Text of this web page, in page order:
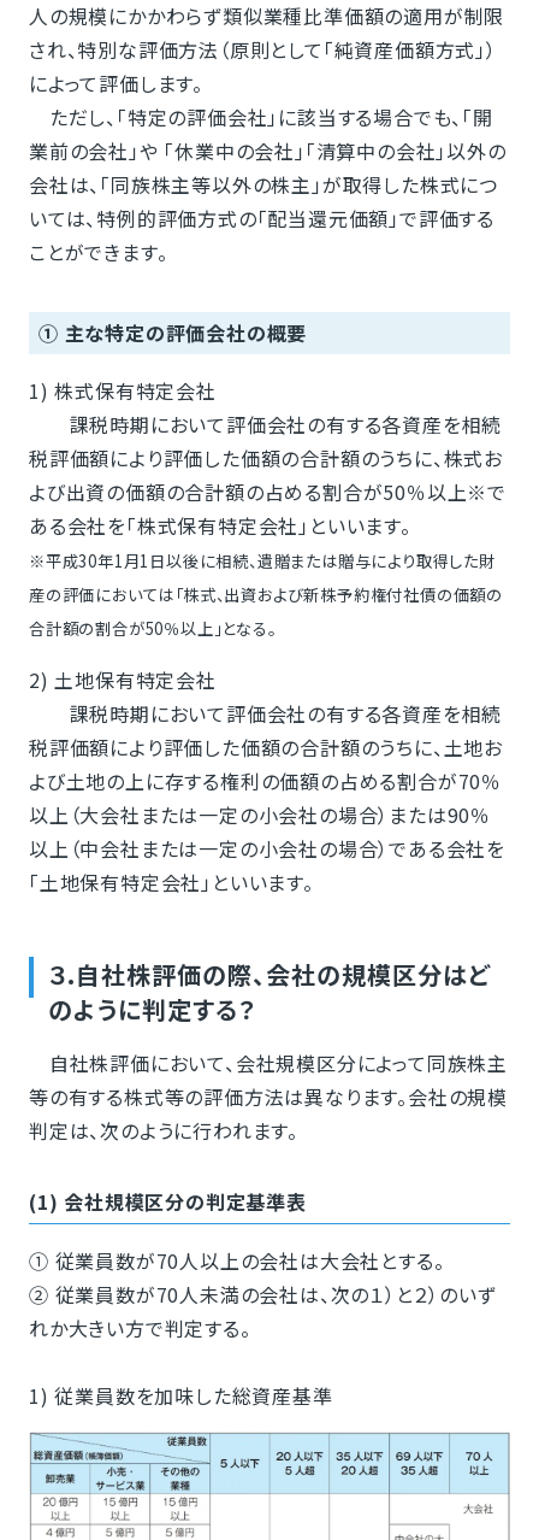
人の規模にかかわらず類似業種比準価額の適用が制限
され、特別な評価方法（原則として「純資産価額方式」）
によって評価します。
ただし、「特定の評価会社」に該当する場合でも、「開
業前の会社」や ｢休業中の会社｣「清算中の会社」以外の
会社は、「同族株主等以外の株主」が取得した株式につ
いては、特例的評価方式の「配当還元価額」で評価する
ことができます。
① 主な特定の評価会社の概要
1) 株式保有特定会社
課税時期において評価会社の有する各資産を相続
税評価額により評価した価額の合計額のうちに、株式お
よび出資の価額の合計額の占める割合が50％以上※で
ある会社を「株式保有特定会社」といいます。
※平成30年1月1日以後に相続、遺贈または贈与により取得した財
産の評価においては「株式、出資および新株予約権付社債の価額の
合計額の割合が50％以上」となる。
2) 土地保有特定会社
課税時期において評価会社の有する各資産を相続
税評価額により評価した価額の合計額のうちに、土地お
よび土地の上に存する権利の価額の占める割合が70％
以上（大会社または一定の小会社の場合）または90％
以上（中会社または一定の小会社の場合）である会社を
「土地保有特定会社」といいます。
３.自社株評価の際、会社の規模区分はど
のように判定する？
自社株評価において、会社規模区分によって同族株主
等の有する株式等の評価方法は異なります。会社の規模
判定は、次のように行われます。
(1) 会社規模区分の判定基準表
① 従業員数が70人以上の会社は大会社とする。
② 従業員数が70人未満の会社は、次の１）と２）のいず
れか大きい方で判定する。
1) 従業員数を加味した総資産基準